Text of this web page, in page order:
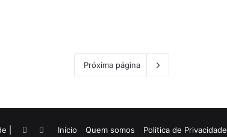
Próxima página
| Início Quem somos Politica de Privacidade
Facebook
Twitter